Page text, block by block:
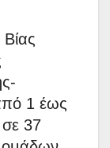
1 έως
σε 37